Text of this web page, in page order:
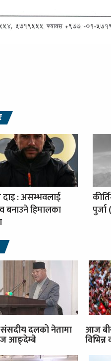
दाइ : असम्भवलाई
बनाउने हिमालका
दलको नेतामा
आङ्देम्बे
आज